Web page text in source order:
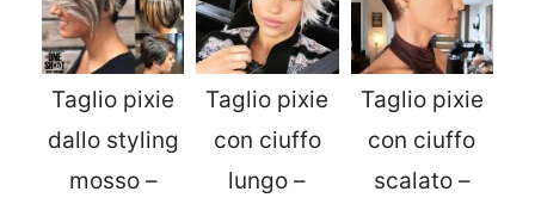
Taglio pixie
dallo styling
mosso –
Taglio pixie
con ciuffo
lungo –
Taglio pixie
con ciuffo
scalato –